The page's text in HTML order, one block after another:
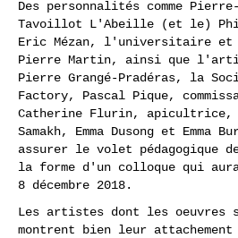
Des personnalités comme
Tavoillot L'Abeille (et le)
Eric Mézan, l'universitaire et
Pierre Martin, ainsi que
Pierre Grangé-Pradéras, la
Factory, Pascal Pique,
Catherine Flurin,
Samakh, Emma Dusong et
assurer le volet pédagogique
la forme d'un colloque qui
8 décembre 2018.
Les artistes dont les oeuvres
montrent bien leur